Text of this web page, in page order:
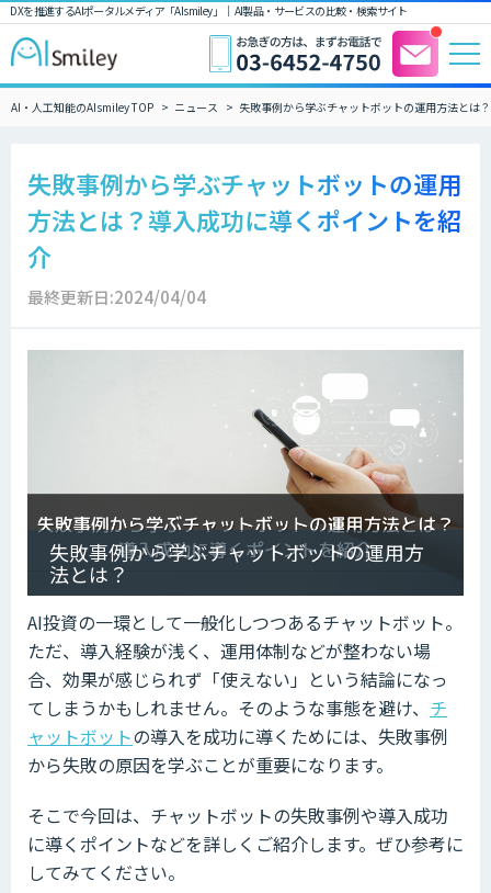
DXを推進するAIポータルメディア「AIsmiley」｜ AI製品・サービスの比較・検索サイト
AI・人工知能のAIsmiley TOP ニュース 失敗事例から学ぶチャットボットの運用方法とは
失敗事例から学ぶチャットボットの運用
方法とは？導入成功に導くポイントを紹
介
最終更新日:2024/04/04
失敗事例から学ぶチャットボットの運用方
法とは？
AI投資の一環として一般化しつつあるチャットボット。
ただ、導入経験が浅く、運用体制などが整わない場
合、効果が感じられず「使えない」という結論になっ
てしまうかもしれません。そのような事態を避け、 チ
ャットボットの導入を成功に導くためには、失敗事例
から失敗の原因を学ぶことが重要になります。
そこで今回は、チャットボットの失敗事例や導入成功
に導くポイントなどを詳しくご紹介します。ぜひ参考に
してみてください。